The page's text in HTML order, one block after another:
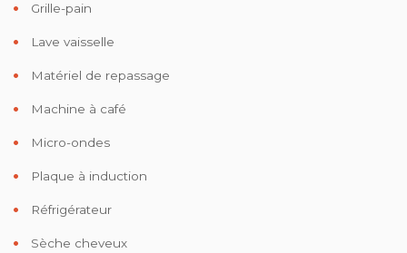
Grille-pain
Lave vaisselle
Matériel de repassage
Machine à café
Micro-ondes
Plaque à induction
Réfrigérateur
Sèche cheveux